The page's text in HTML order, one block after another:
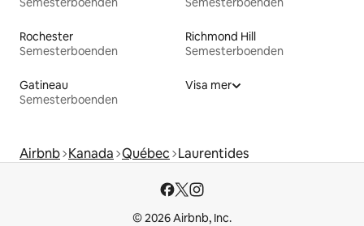
Rochester
Semesterboenden
Richmond Hill
Semesterboenden
Gatineau
Semesterboenden
Visa mer
Airbnb Kanada Québec Laurentides
© 2026 Airbnb, Inc.